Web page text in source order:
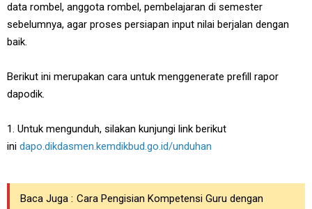
data rombel, anggota rombel, pembelajaran di semester
sebelumnya, agar proses persiapan input nilai berjalan dengan
baik.
Berikut ini merupakan cara untuk menggenerate prefill rapor
dapodik.
1. Untuk mengunduh, silakan kunjungi link berikut
ini dapo.dikdasmen.kemdikbud.go.id/unduhan
Baca Juga : Cara Pengisian Kompetensi Guru dengan